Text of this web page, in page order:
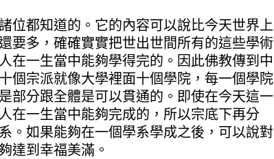
位都知道的。它的內容可以說比今天世界上
要多，確確實實把世出世間所有的這些學術
在一生當中能夠學得完的。因此佛教傳到中
個宗派就像大學裡面十個學院，每一個學院
部分跟全體是可以貫通的。即使在今天這一
在一生當中能夠完成的，所以宗底下再分
。如果能夠在一個學系學成之後，可以說對
達到幸福美滿。